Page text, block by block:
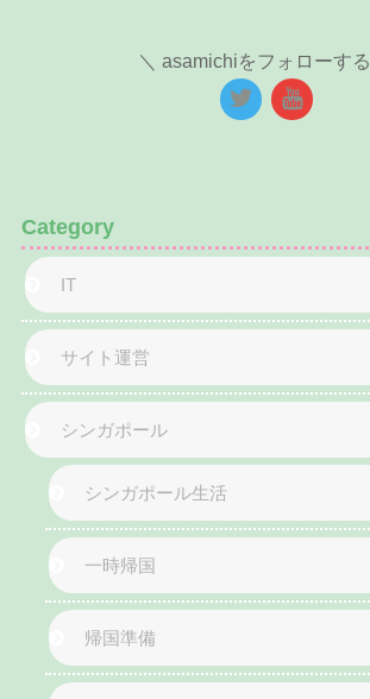
asamichiをフォローする
Category
IT
サイト運営
シンガポール
シンガポール生活
一時帰国
帰国準備